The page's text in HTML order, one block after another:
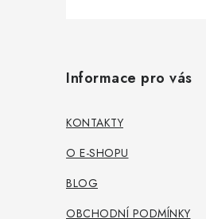
Informace pro vás
KONTAKTY
O E-SHOPU
BLOG
OBCHODNÍ PODMÍNKY